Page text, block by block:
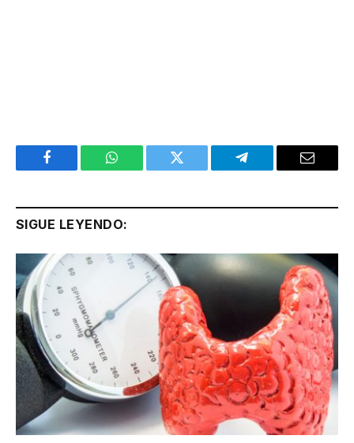
Facebook WhatsApp Twitter Telegram Email
SIGUE LEYENDO: